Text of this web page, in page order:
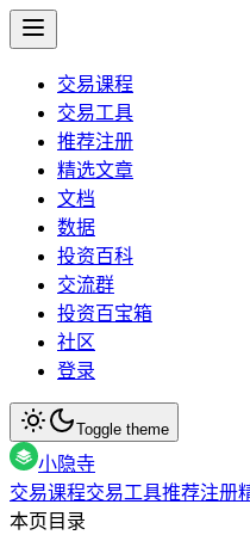
交易课程
交易工具
推荐注册
精选文章
文档
数据
投资百科
交流群
投资百宝箱
社区
登录
Toggle theme
小隐寺
交易课程交易工具推荐注册
本页目录